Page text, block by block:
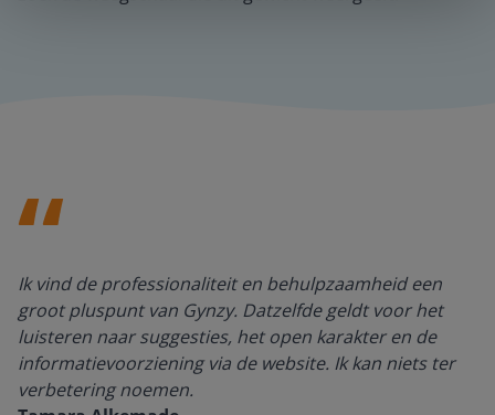
Ik vind de professionaliteit en behulpzaamheid een
groot pluspunt van Gynzy. Datzelfde geldt voor het
luisteren naar suggesties, het open karakter en de
informatievoorziening via de website. Ik kan niets ter
verbetering noemen.